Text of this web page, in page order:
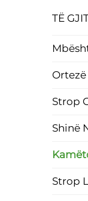
TË
Strop
Shinë
Strop